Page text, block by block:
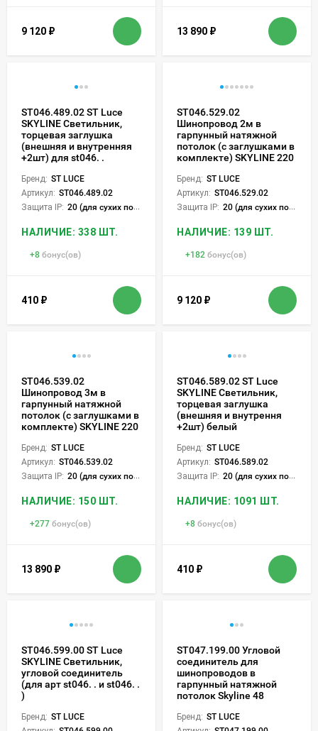
9 120 ₽ 13 890 ₽
ST046.489.02 ST Luce
SKYLINE Светильник,
торцевая заглушка
(внешняя и внутренняя
+2шт) для st046. .
Бренд: ST LUCE
Артикул: ST046.489.02
Защита IP: 20 (для сухих пом.)
НАЛИЧИЕ: 338 ШТ.
+8 бонус(ов)
410 ₽
ST046.529.02
Шинопровод 2м в
гарпунный натяжной
потолок (с заглушками в
комплекте) SKYLINE 220
Бренд: ST LUCE
Артикул: ST046.529.02
Защита IP: 20 (для сухих пом.)
НАЛИЧИЕ: 139 ШТ.
+182 бонус(ов)
9 120 ₽
ST046.539.02
Шинопровод 3м в
гарпунный натяжной
потолок (с заглушками в
комплекте) SKYLINE 220
Бренд: ST LUCE
Артикул: ST046.539.02
Защита IP: 20 (для сухих пом.)
НАЛИЧИЕ: 150 ШТ.
+277 бонус(ов)
13 890 ₽
ST046.589.02 ST Luce
SKYLINE Светильник,
торцевая заглушка
(внешняя и внутрення
+2шт) белый
Бренд: ST LUCE
Артикул: ST046.589.02
Защита IP: 20 (для сухих пом.)
НАЛИЧИЕ: 1091 ШТ.
+8 бонус(ов)
410 ₽
ST046.599.00 ST Luce
SKYLINE Светильник,
угловой соединитель
(для арт st046. . и st046. .
)
Бренд: ST LUCE
ST047.199.00 Угловой
соединитель для
шинопроводов в
гарпунный натяжной
потолок Skyline 48
Бренд: ST LUCE